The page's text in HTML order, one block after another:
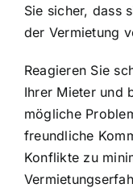
Sie sicher, dass
der Vermietung
Reagieren Sie
Ihrer Mieter und
mögliche
freundliche
Konflikte zu